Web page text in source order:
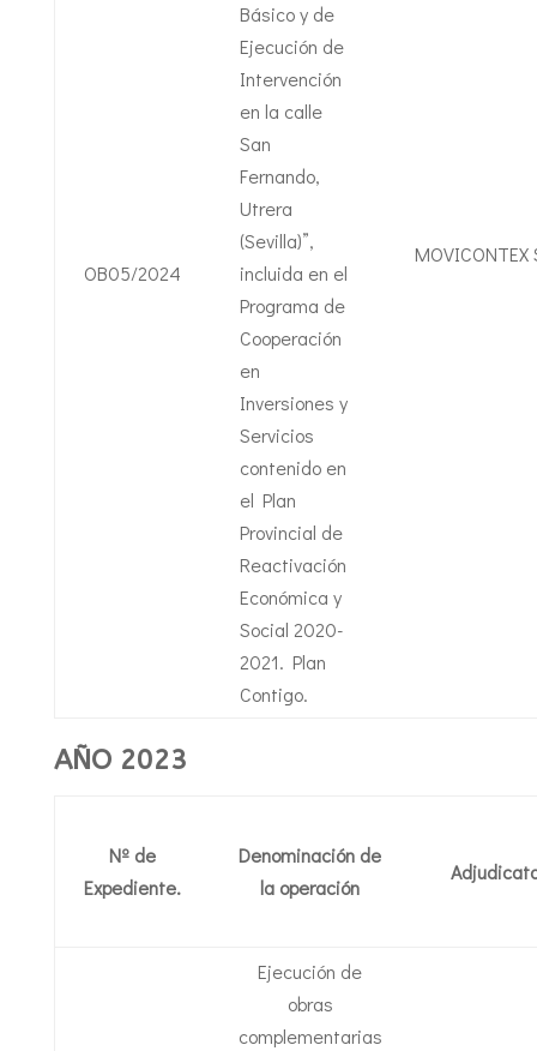
OB05/2024
Básico y de
Ejecución de
Intervención
en la calle
San
Fernando,
Utrera
(Sevilla)”,
incluida en el
Programa de
Cooperación
en
Inversiones y
Servicios
contenido en
el Plan
Provincial de
Reactivación
Económica y
Social 2020-
2021. Plan
Contigo.
MOVICONTEX
AÑO 2023
Nº de
Expediente.
Denominación de
la operación
Ejecución de
obras
complementarias